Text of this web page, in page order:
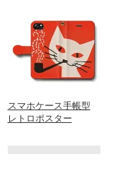
スマホケース手帳型
レトロポスター